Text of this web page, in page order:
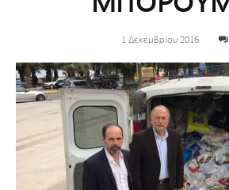
1 Δεκεμβρίου 2016